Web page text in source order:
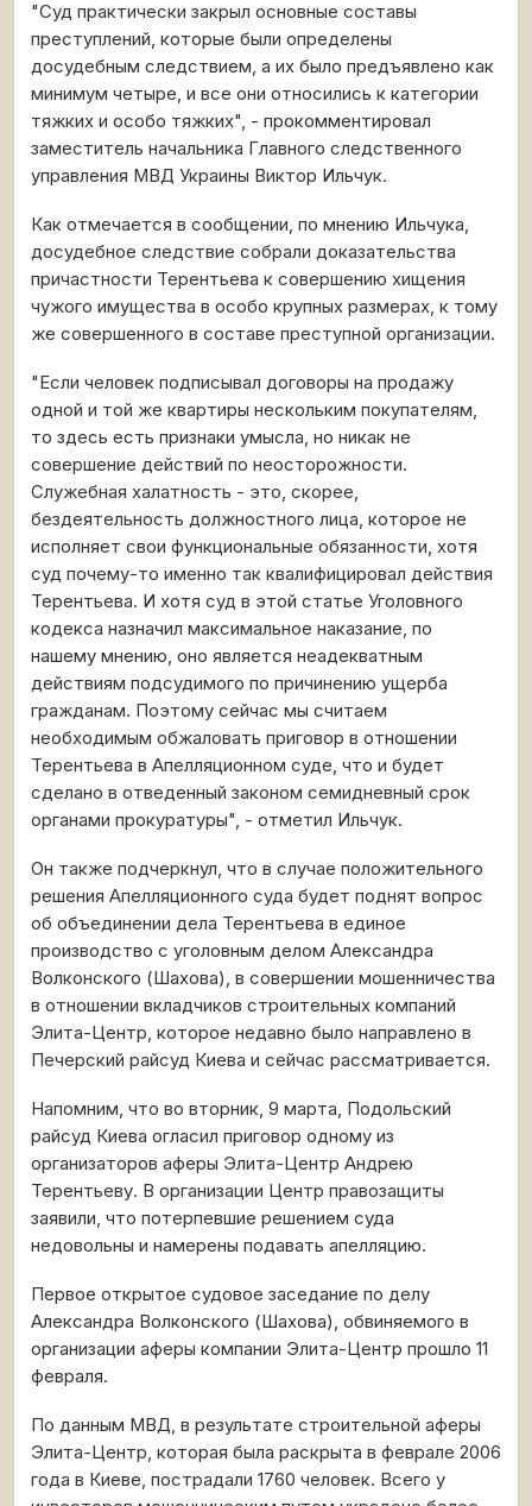
"Суд практически закрыл основные составы
преступлений, которые были определены
досудебным следствием, а их было предъявлено как
минимум четыре, и все они относились к категории
тяжких и особо тяжких", - прокомментировал
заместитель начальника Главного следственного
управления МВД Украины Виктор Ильчук.
Как отмечается в сообщении, по мнению Ильчука,
досудебное следствие собрали доказательства
причастности Терентьева к совершению хищения
чужого имущества в особо крупных размерах, к тому
же совершенного в составе преступной организации.
"Если человек подписывал договоры на продажу
одной и той же квартиры нескольким покупателям,
то здесь есть признаки умысла, но никак не
совершение действий по неосторожности.
Служебная халатность - это, скорее,
бездеятельность должностного лица, которое не
исполняет свои функциональные обязанности, хотя
суд почему-то именно так квалифицировал действия
Терентьева. И хотя суд в этой статье Уголовного
кодекса назначил максимальное наказание, по
нашему мнению, оно является неадекватным
действиям подсудимого по причинению ущерба
гражданам. Поэтому сейчас мы считаем
необходимым обжаловать приговор в отношении
Терентьева в Апелляционном суде, что и будет
сделано в отведенный законом семидневный срок
органами прокуратуры", - отметил Ильчук.
Он также подчеркнул, что в случае положительного
решения Апелляционного суда будет поднят вопрос
об объединении дела Терентьева в единое
производство с уголовным делом Александра
Волконского (Шахова), в совершении мошенничества
в отношении вкладчиков строительных компаний
Элита-Центр, которое недавно было направлено в
Печерский райсуд Киева и сейчас рассматривается.
Напомним, что во вторник, 9 марта, Подольский
райсуд Киева огласил приговор одному из
организаторов аферы Элита-Центр Андрею
Терентьеву. В организации Центр правозащиты
заявили, что потерпевшие решением суда
недовольны и намерены подавать апелляцию.
Первое открытое судовое заседание по делу
Александра Волконского (Шахова), обвиняемого в
организации аферы компании Элита-Центр прошло 11
февраля.
По данным МВД, в результате строительной аферы
Элита-Центр, которая была раскрыта в феврале 2006
года в Киеве, пострадали 1760 человек. Всего у